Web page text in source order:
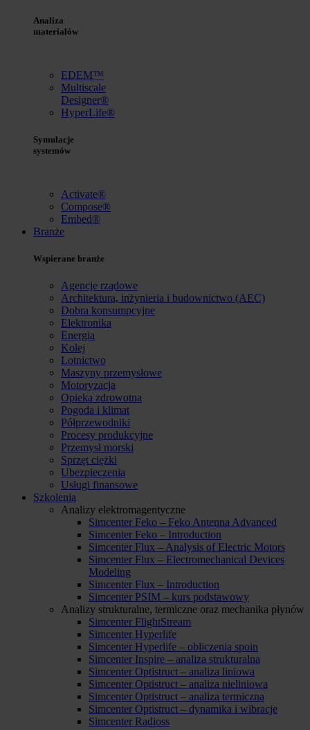
Analiza
materiałów
EDEM™
Multiscale
Designer®
HyperLife®
Symulacje
systemów
Activate®
Compose®
Embed®
Branże
Wspierane branże
Agencje rządowe
Architektura, inżynieria i budownictwo (AEC)
Dobra konsumpcyjne
Elektronika
Energia
Kolej
Lotnictwo
Maszyny przemysłowe
Motoryzacja
Opieka zdrowotna
Pogoda i klimat
Półprzewodniki
Procesy produkcyjne
Przemysł morski
Sprzęt ciężki
Ubezpieczenia
Usługi finansowe
Szkolenia
Analizy elektromagentyczne
Simcenter Feko – Feko Antenna Advanced
Simcenter Feko – Introduction
Simcenter Flux – Analysis of Electric Motors
Simcenter Flux – Electromechanical Devices
Modeling
Simcenter Flux – Introduction
Simcenter PSIM – kurs podstawowy
Analizy strukturalne, termiczne oraz mechanika płynów
Simcenter FlightStream
Simcenter Hyperlife
Simcenter Hyperlife – obliczenia spoin
Simcenter Inspire – analiza strukturalna
Simcenter Optistruct – analiza liniowa
Simcenter Optistruct – analiza nieliniowa
Simcenter Optistruct – analiza termiczna
Simcenter Optistruct – dynamika i wibracje
Simcenter Radioss